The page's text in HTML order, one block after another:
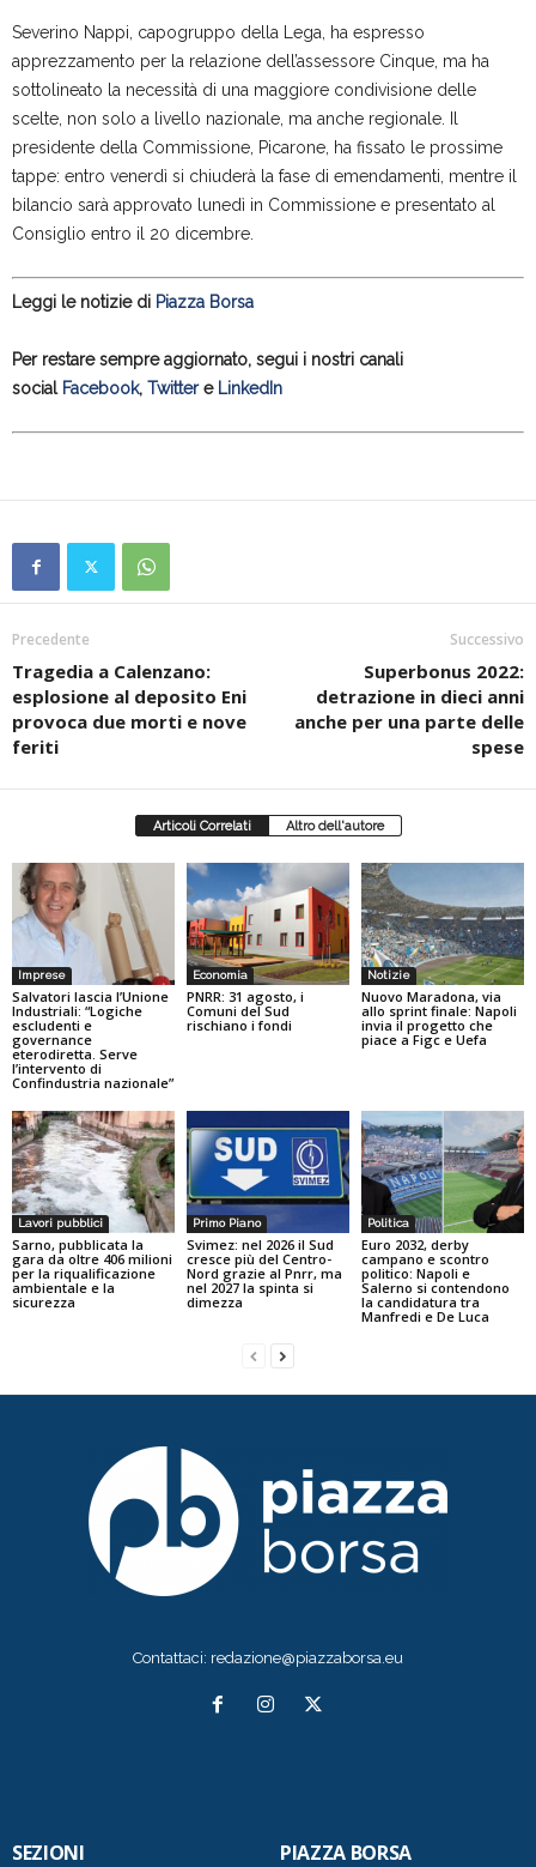
Severino Nappi, capogruppo della Lega, ha espresso
apprezzamento per la relazione dell’assessore Cinque, ma ha
sottolineato la necessità di una maggiore condivisione delle
scelte, non solo a livello nazionale, ma anche regionale. Il
presidente della Commissione, Picarone, ha fissato le prossime
tappe: entro venerdì si chiuderà la fase di emendamenti, mentre il
bilancio sarà approvato lunedì in Commissione e presentato al
Consiglio entro il 20 dicembre.
Leggi le notizie di Piazza Borsa
Per restare sempre aggiornato, segui i nostri canali
social Facebook, Twittere LinkedIn
Precedente
Tragedia a Calenzano:
esplosione al deposito Eni
provoca due morti e nove
feriti
Successivo
Superbonus 2022:
detrazione in dieci anni
anche per una parte delle
spese
Articoli Correlati Altro dell'autore
Imprese
Salvatori lascia l’Unione
Industriali: “Logiche
escludenti e
governance
eterodiretta. Serve
l’intervento di
Confindustria nazionale”
Economia
PNRR: 31 agosto, i
Comuni del Sud
rischiano i fondi
Notizie
Nuovo Maradona, via
allo sprint finale: Napoli
invia il progetto che
piace a Figc e Uefa
Lavori pubblici
Sarno, pubblicata la
gara da oltre 406 milioni
per la riqualificazione
ambientale e la
sicurezza
Primo Piano
Svimez: nel 2026 il Sud
cresce più del Centro-
Nord grazie al Pnrr, ma
nel 2027 la spinta si
dimezza
Politica
Euro 2032, derby
campano e scontro
politico: Napoli e
Salerno si contendono
la candidatura tra
Manfredi e De Luca
Contattaci: redazione@piazzaborsa.eu
SEZIONI PIAZZA BORSA